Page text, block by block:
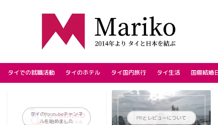
タイでの就職活動 タイのホテル タイ国内旅行 タイ生活 国際結婚
タイのYoutubeチャンネ
ルを始めました
PRとレビューについて